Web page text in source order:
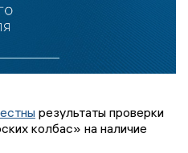
результаты проверки
колбас» на наличие